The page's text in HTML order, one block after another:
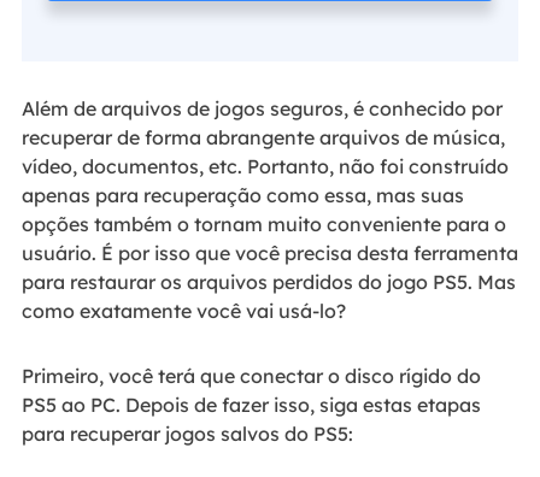
Além de arquivos de jogos seguros, é conhecido por
recuperar de forma abrangente arquivos de música,
vídeo, documentos, etc. Portanto, não foi construído
apenas para recuperação como essa, mas suas
opções também o tornam muito conveniente para o
usuário. É por isso que você precisa desta ferramenta
para restaurar os arquivos perdidos do jogo PS5. Mas
como exatamente você vai usá-lo?
Primeiro, você terá que conectar o disco rígido do
PS5 ao PC. Depois de fazer isso, siga estas etapas
para recuperar jogos salvos do PS5: